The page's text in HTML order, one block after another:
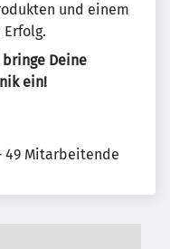
und einem
bringe Deine
ein!
49 Mitarbeitende